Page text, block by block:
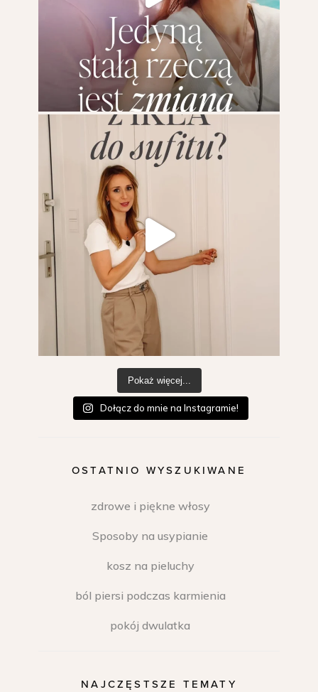
Pokaż więcej...
Dołącz do mnie na Instagramie!
OSTATNIO WYSZUKIWANE
zdrowe i piękne włosy
Sposoby na usypianie
kosz na pieluchy
ból piersi podczas karmienia
pokój dwulatka
NAJCZĘSTSZE TEMATY